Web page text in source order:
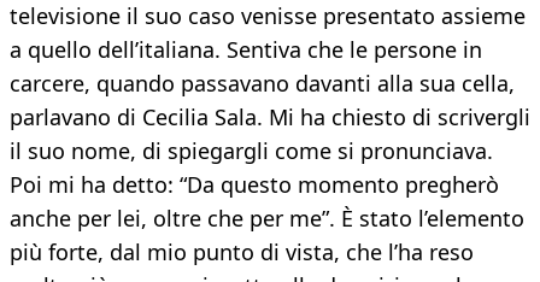
televisione il suo caso venisse presentato assieme
a quello dell’italiana. Sentiva che le persone in
carcere, quando passavano davanti alla sua cella,
parlavano di Cecilia Sala. Mi ha chiesto di scrivergli
il suo nome, di spiegargli come si pronunciava.
Poi mi ha detto: “Da questo momento pregherò
anche per lei, oltre che per me”. È stato l’elemento
più forte, dal mio punto di vista, che l’ha reso